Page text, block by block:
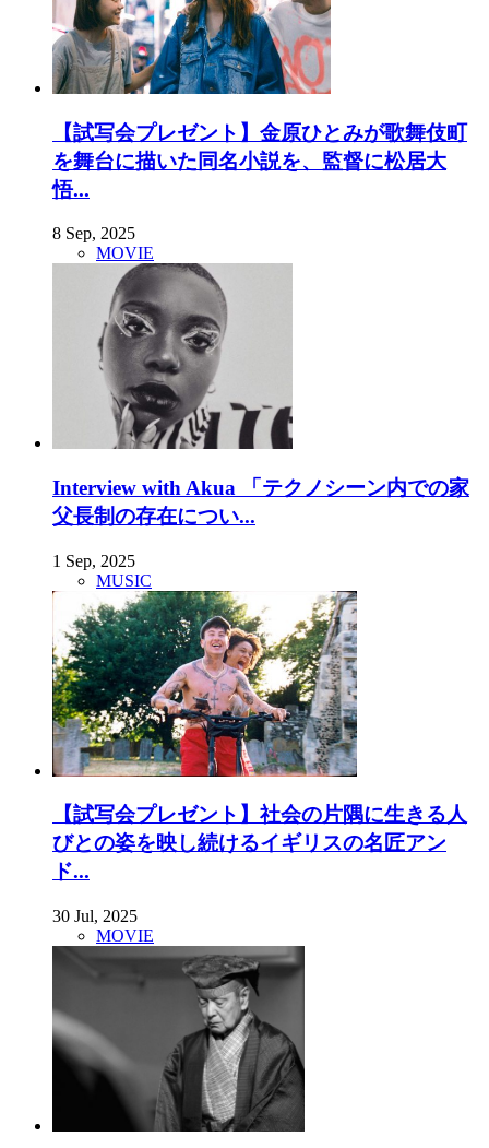
【試写会プレゼント】金原ひとみが歌舞伎町
を舞台に描いた同名小説を、監督に松居大
悟...
8 Sep, 2025
MOVIE
Interview with Akua 「テクノシーン内での家
父長制の存在につい...
1 Sep, 2025
MUSIC
【試写会プレゼント】社会の片隅に生きる人
びとの姿を映し続けるイギリスの名匠アン
ド...
30 Jul, 2025
MOVIE